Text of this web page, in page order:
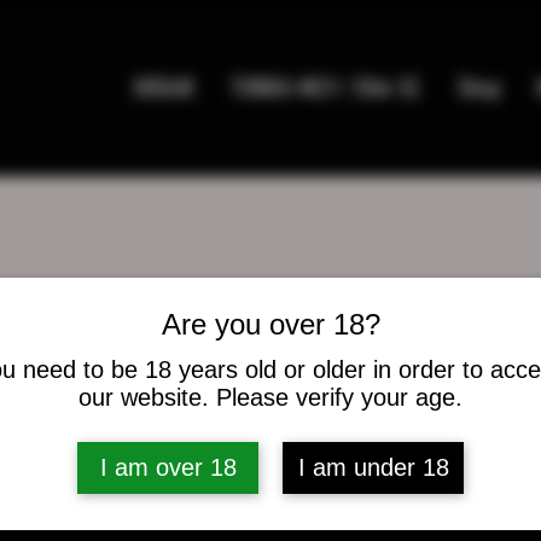
Are you over 18?
need to be 18 years old or older in order to
our website. Please verify your age.
I am over 18 I am under 18
HOGAR TIENDA MC9 / Elite SC Shop
del foro